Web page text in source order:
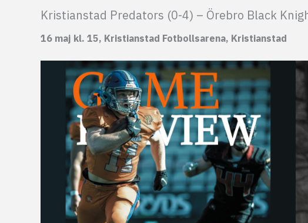
Kristianstad Predators (0-4) – Örebro Black
16 maj kl. 15, Kristianstad Fotbollsarena, Kristianstad